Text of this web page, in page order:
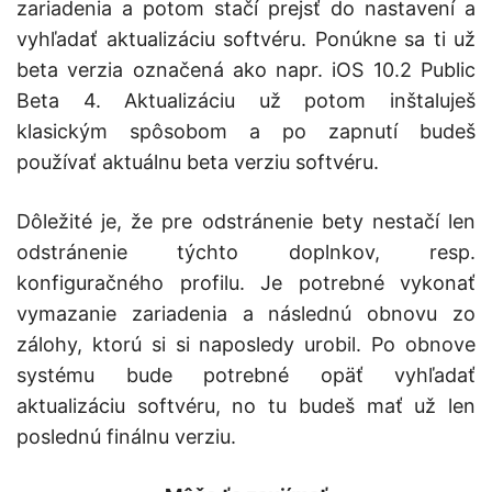
zariadenia a potom stačí prejsť do nastavení a
vyhľadať aktualizáciu softvéru. Ponúkne sa ti už
beta verzia označená ako napr. iOS 10.2 Public
Beta 4. Aktualizáciu už potom inštaluješ
klasickým spôsobom a po zapnutí budeš
používať aktuálnu beta verziu softvéru.
Dôležité je, že pre odstránenie bety nestačí len
odstránenie týchto doplnkov, resp.
konfiguračného profilu. Je potrebné vykonať
vymazanie zariadenia a následnú obnovu zo
zálohy, ktorú si si naposledy urobil. Po obnove
systému bude potrebné opäť vyhľadať
aktualizáciu softvéru, no tu budeš mať už len
poslednú finálnu verziu.